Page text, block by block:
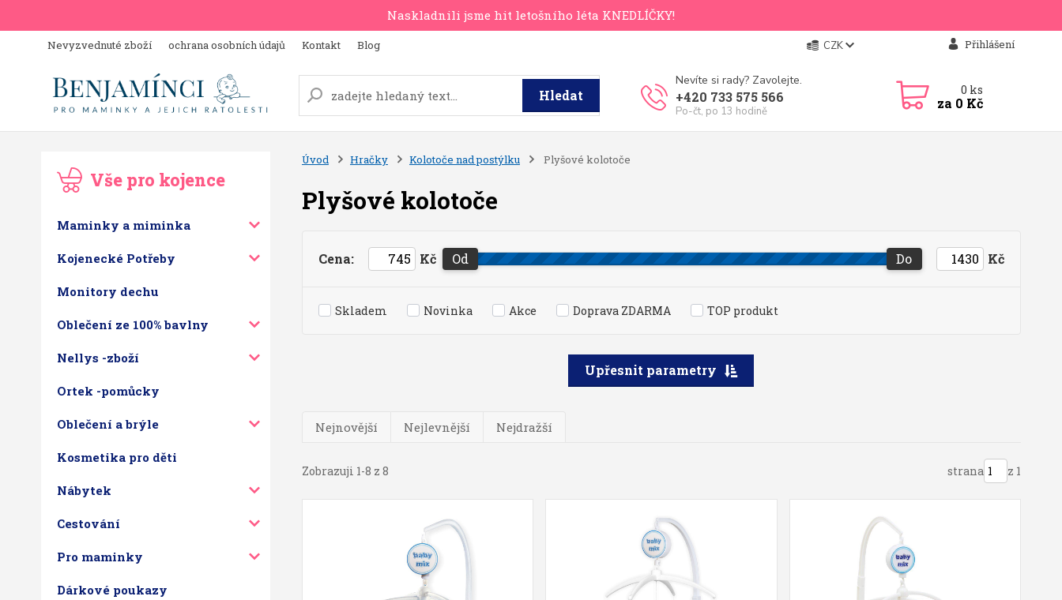
Naskladnili jsme hit letošního léta KNEDLÍČKY!
Nevyzvednuté zboží ochrana osobních údajů Kontakt Blog CZK Přihlášení
Hledat
Nevíte si rady? Zavolejte.
+420 733 575 566
Po-čt, po 13 hodině
0 ks
za 0 Kč
Vše pro kojence
Maminky a miminka
Kojenecké Potřeby
Monitory dechu
Oblečení ze 100% bavlny
Nellys -zboží
Ortek -pomůcky
Oblečení a brýle
Kosmetika pro děti
Nábytek
Cestování
Pro maminky
Dárkové poukazy
Úvod Hračky Kolotoče nad postýlku Plyšové kolotoče
Plyšové kolotoče
Upřesnit parametry
Cena: Kč Od Do Kč
Skladem Novinka Akce Doprava ZDARMA TOP produkt
Nejnovější Nejlevnější Nejdražší
Zobrazuji 1-8 z 8 strana z 1